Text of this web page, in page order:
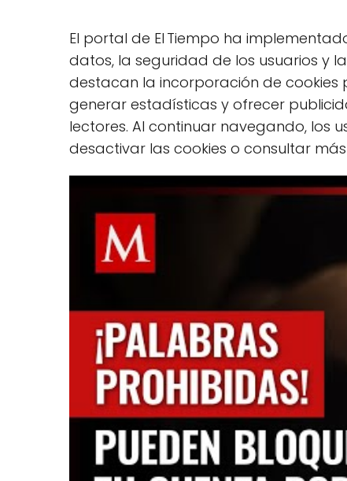
El portal de El Tiempo ha
datos, la seguridad de los usuarios y
destacan la incorporación de cookies
generar estadísticas y ofrecer
lectores. Al continuar navegando, los
desactivar las cookies o consultar